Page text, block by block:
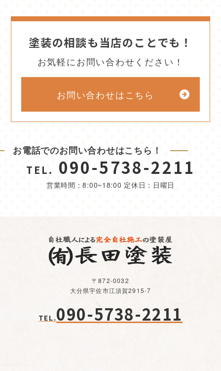
塗装の相談も当店のことでも！
お気軽にお問い合わせください！
お問い合わせはこちら
お電話でのお問い合わせはこちら！
TEL. 090-5738-2211
営業時間：8:00~18:00 定休日：日曜日
〒872-0032
大分県宇佐市江須賀2915-7
TEL.090-5738-2211